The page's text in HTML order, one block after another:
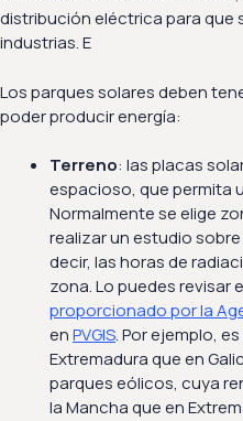
distribución eléctrica para que
industrias. E
Los parques solares deben
poder producir energía:
Terreno: las placas
espacioso, que permita
Normalmente se elige
realizar un estudio
decir, las horas de
zona. Lo puedes revisar
proporcionado por la
enPVGIS. Por ejemplo,
Extremadura que en
parques eólicos, cuya
la Mancha que en